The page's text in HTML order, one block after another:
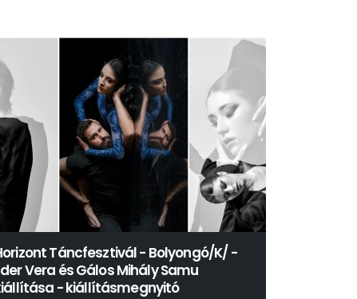
Táncfesztivál - Bolyongó/K/ -
Vera és Gálos Mihály Samu
- kiállításmegnyitó